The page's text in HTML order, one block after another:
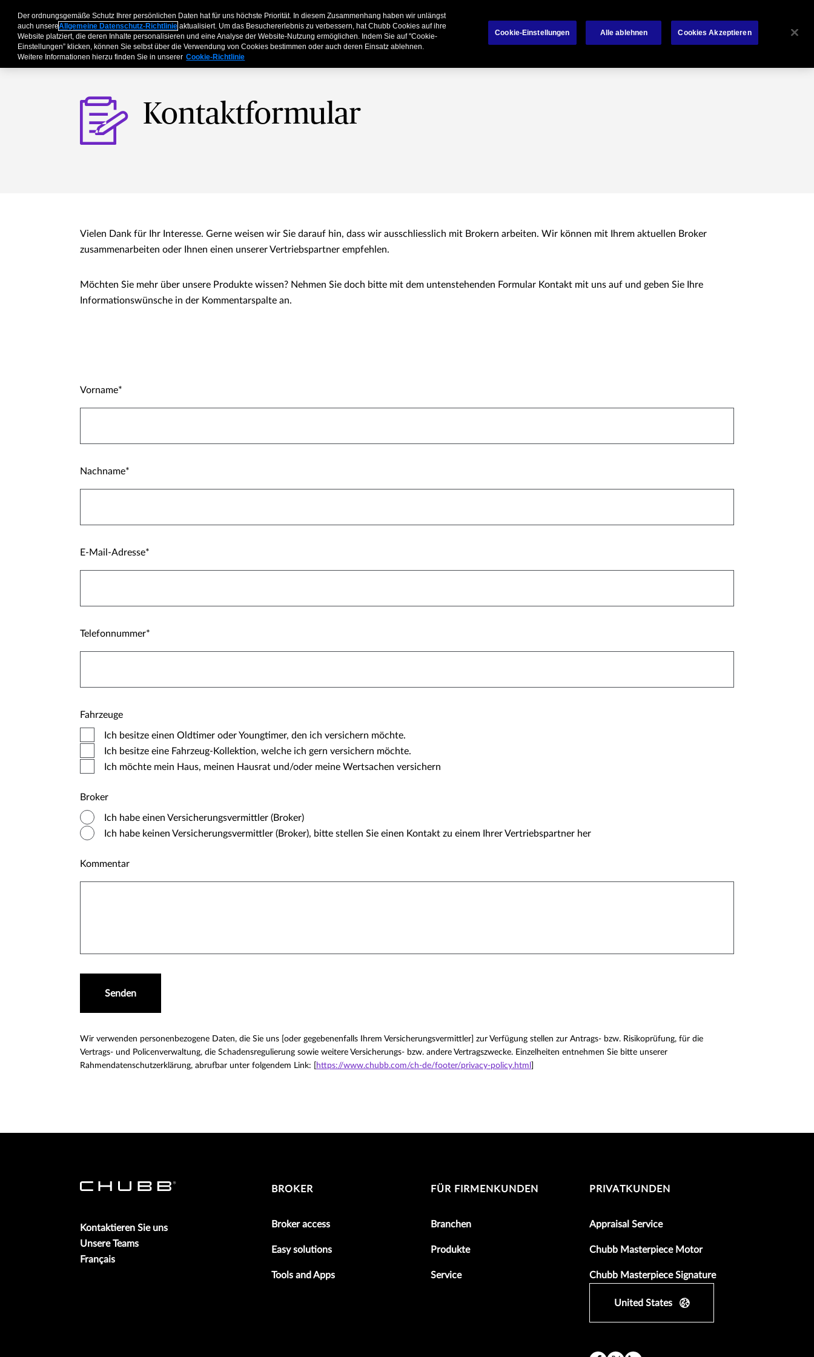
GeschäftskundenPrivatkundenGeschäftspartnerBroker Über ChubbNewsKontakt Français
Kontaktformular
Vielen Dank für Ihr Interesse. Gerne weisen wir Sie darauf hin, dass wir ausschliesslich mit Brokern arbeiten. Wir können mit Ihrem aktuellen Broker
zusammenarbeiten oder Ihnen einen unserer Vertriebspartner empfehlen.
Möchten Sie mehr über unsere Produkte wissen? Nehmen Sie doch bitte mit dem untenstehenden Formular Kontakt mit uns auf und geben Sie Ihre
Informationswünsche in der Kommentarspalte an.
Vorname
Nachname
E-Mail-Adresse
Telefonnummer
Fahrzeuge
Ich besitze einen Oldtimer oder Youngtimer, den ich versichern möchte.
Ich besitze eine Fahrzeug-Kollektion, welche ich gern versichern möchte.
Ich möchte mein Haus, meinen Hausrat und/oder meine Wertsachen versichern
Broker
Ich habe einen Versicherungsvermittler (Broker)
Ich habe keinen Versicherungsvermittler (Broker), bitte stellen Sie einen Kontakt zu einem Ihrer Vertriebspartner her
Kommentar
Senden
Wir verwenden personenbezogene Daten, die Sie uns [oder gegebenenfalls Ihrem Versicherungsvermittler] zur Verfügung stellen zur Antrags- bzw. Risikoprüfung, für die
Vertrags- und Policenverwaltung, die Schadensregulierung sowie weitere Versicherungs- bzw. andere Vertragszwecke. Einzelheiten entnehmen Sie bitte unserer
Rahmendatenschutzerklärung, abrufbar unter folgendem Link: [
https://www.chubb.com/ch-de/footer/privacy-policy.html
Kontaktieren Sie uns
Unsere Teams
Français
BROKER
Broker access
Easy solutions
Tools and Apps
FÜR FIRMENKUNDEN
Branchen
Produkte
Service
PRIVATKUNDEN
Appraisal Service
Chubb Masterpiece Motor
Chubb Masterpiece Signature
United States
Der ordnungsgemäße Schutz Ihrer persönlichen Daten hat für uns höchste Priorität. In diesem Zusammenhang haben wir unlängst
auch unsereAllgemeine Datenschutz-Richtlinie aktualisiert. Um das Besuchererlebnis zu verbessern, hat Chubb Cookies auf ihre
Website platziert, die deren Inhalte personalisieren und eine Analyse der Website-Nutzung ermöglichen. Indem Sie auf "Cookie-
Einstellungen” klicken, können Sie selbst über die Verwendung von Cookies bestimmen oder auch deren Einsatz ablehnen.
Weitere Informationen hierzu finden Sie in unserer Cookie-Richtlinie
Cookie-Einstellungen Alle ablehnen Cookies Akzeptieren